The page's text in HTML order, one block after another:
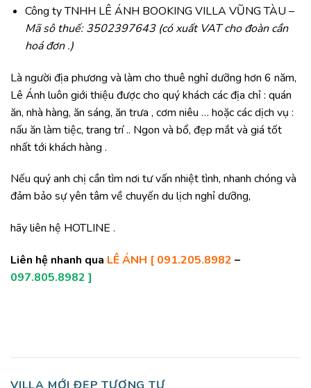
Công ty TNHH LÊ ÁNH BOOKING VILLA VŨNG TÀU –
Mã sô thuế: 3502397643 (có xuất VAT cho đoàn cần
hoá đơn .)
Là người địa phương và làm cho thuê nghỉ dưỡng hơn 6 năm,
Lê Ánh luôn giới thiệu được cho quý khách các địa chỉ : quán
ăn, nhà hàng, ăn sáng, ăn trưa , cơm niêu … hoặc các dịch vụ :
nấu ăn làm tiệc, trang trí .. Ngon và bổ, đẹp mắt và giá tốt
nhất tới khách hàng .
Nếu quý anh chị cần tìm nơi tư vấn nhiệt tình, nhanh chóng và
đảm bảo sự yên tâm về chuyến du lịch nghỉ dưỡng,
hãy liên hệ HOTLINE .
Liên hệ nhanh qua LÊ ÁNH [ 091.205.8982 –
097.805.8982 ]
VILLA MỚI ĐẸP TƯƠNG TỰ